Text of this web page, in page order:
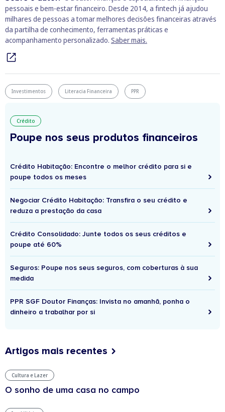
pessoais e bem‑estar financeiro. Desde 2014, a fintech já ajudou
milhares de pessoas a tomar melhores decisões financeiras através
da partilha de conhecimento, ferramentas práticas e
acompanhamento personalizado. Saber mais.
Investimentos Literacia Financeira PPR
Crédito
Poupe nos seus produtos financeiros
Crédito Habitação: Encontre o melhor crédito para si e
poupe todos os meses
Negociar Crédito Habitação: Transfira o seu crédito e
reduza a prestação da casa
Crédito Consolidado: Junte todos os seus créditos e
poupe até 60%
Seguros: Poupe nos seus seguros, com coberturas à sua
medida
PPR SGF Doutor Finanças: Invista no amanhã, ponha o
dinheiro a trabalhar por si
Artigos mais recentes
Cultura e Lazer
O sonho de uma casa no campo